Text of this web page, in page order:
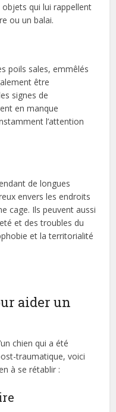
qui lui rappellent
ou un balai.
poils sales, emmêlés
être
signes de
en manque
l’attention
de longues
envers les endroits
cage. Ils peuvent aussi
et des troubles du
et la territorialité
aider un
chien qui a été
traumatique, voici
à se rétablir :